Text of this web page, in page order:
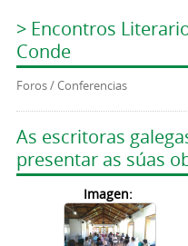
> Encontros
Conde
Foros / Conferencias
As escritoras
presentar as súas
Imagen: